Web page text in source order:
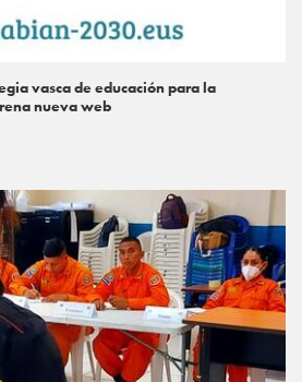
vasca de educación para la
nueva web